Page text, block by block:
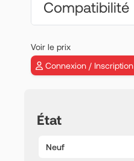
Compatibilité
Voir le prix
Connexion / Inscription
État
Neuf